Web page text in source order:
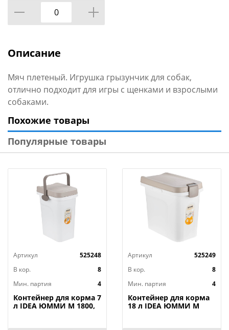
Описание
Мяч плетеный. Игрушка грызунчик для собак,
отлично подходит для игры с щенками и взрослыми
собаками.
Похожие товары
Популярные товары
Артикул
525248
В кор.
8
Мин. партия
4
Контейнер для корма 7
л IDEA ЮММИ М 1800,
Артикул
525249
В кор.
8
Мин. партия
4
Контейнер для корма
18 л IDEA ЮММИ М